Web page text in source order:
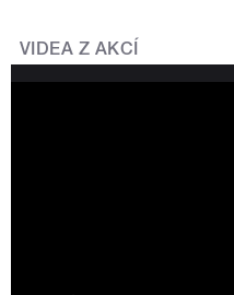
VIDEA Z AKCÍ